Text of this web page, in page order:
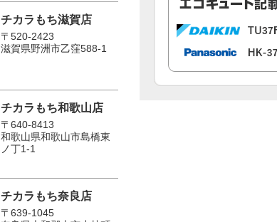
チカラもち滋賀店
〒520-2423
滋賀県野洲市乙窪588-1
チカラもち和歌山店
〒640-8413
和歌山県和歌山市島橋東
ノ丁1-1
チカラもち奈良店
〒639-1045